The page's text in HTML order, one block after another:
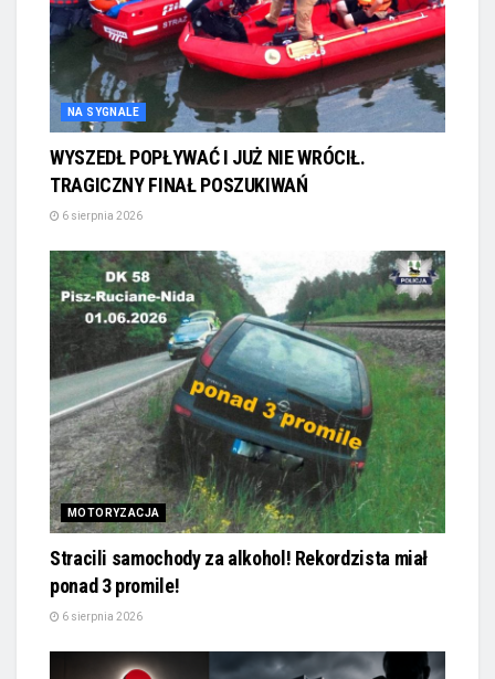
NA SYGNALE
WYSZEDŁ POPŁYWAĆ I JUŻ NIE WRÓCIŁ.
TRAGICZNY FINAŁ POSZUKIWAŃ
6 sierpnia 2026
MOTORYZACJA
Stracili samochody za alkohol! Rekordzista miał
ponad 3 promile!
6 sierpnia 2026